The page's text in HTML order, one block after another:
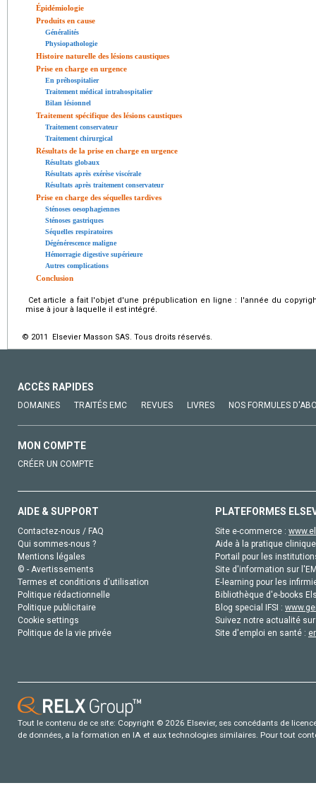
Épidémiologie
Produits en cause
Généralités
Physiopathologie
Histoire naturelle des lésions caustiques
Prise en charge en urgence
En préhospitalier
Traitement médical intrahospitalier
Bilan lésionnel
Traitement spécifique des lésions caustiques
Traitement conservateur
Traitement chirurgical
Résultats de la prise en charge en urgence
Résultats globaux
Résultats après exérèse viscérale
Résultats après traitement conservateur
Prise en charge des séquelles tardives
Sténoses oesophagiennes
Sténoses gastriques
Séquelles respiratoires
Dégénérescence maligne
Hémorragie digestive supérieure
Autres complications
Conclusion
Cet article a fait l'objet d'une prépublication en ligne : l'année du
mise à jour à laquelle il est intégré.
© 2011 Elsevier Masson SAS. Tous droits réservés.
ACCÈS RAPIDES
DOMAINES TRAITÉS EMC REVUES LIVRES NOS FORMULES
MON COMPTE
CRÉER UN COMPTE
AIDE & SUPPORT
Contactez-nous / FAQ
Qui sommes-nous ?
Mentions légales
© - Avertissements
Termes et conditions d'utilisation
Politique rédactionnelle
Politique publicitaire
Cookie settings
Politique de la vie privée
PLATEFORMES
Site e-commerce :
Aide à la pratique
Portail pour les
Site d'information sur
E-learning pour les
Bibliothèque d'e-books
Blog special IFSI :
Suivez notre actualité
Site d'emploi en santé :
Tout le contenu de ce site: Copyright © 2026 Elsevier, ses concédants de
de données, a la formation en IA et aux technologies similaires. Pour tout